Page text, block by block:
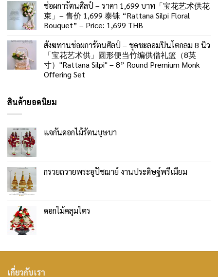
ช่อผการัตนศิลป์ – ราคา 1,699 บาท「宝花艺术供花
束」– 售价 1,699 泰铢 “Rattana Silpi Floral
Bouquet” – Price: 1,699 THB
สังฆทานช่อผการัตนศิลป์ – ชุดชะลอมปิ่นโตกลม 8 นิ้ว
「宝花艺术供」圆形便当竹编供僧礼篮（8英
寸）"Rattana Silpi" – 8” Round Premium Monk
Offering Set
สินค้ายอดนิยม
แจกันดอกไม้รัตนบุษบา
กรวยถวายพระอุปัชฌาย์ งานประดิษฐ์พรีเมียม
ดอกไม้คลุมไตร
เกี่ยวกับเรา